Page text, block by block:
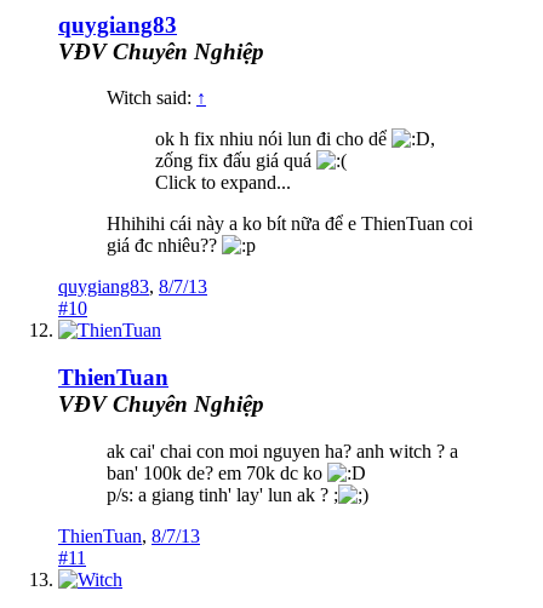
quygiang83
VĐV Chuyên Nghiệp
Witch said: ↑
ok h fix nhiu nói lun đi cho dể
,
zống fix đấu giá quá
Click to expand...
Hhihihi cái này a ko bít nữa để e ThienTuan coi
giá đc nhiêu??
quygiang83, 8/7/13
#10
ThienTuan
VĐV Chuyên Nghiệp
ak cai' chai con moi nguyen ha? anh witch ? a
ban' 100k de? em 70k dc ko
p/s: a giang tinh' lay' lun ak ? ;
ThienTuan, 8/7/13
#11